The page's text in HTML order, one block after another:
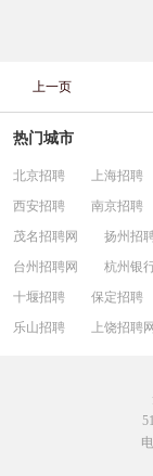
上一页
热门城市
北京招聘 上海招聘
西安招聘
南京招聘
茂名招聘网
扬州招
台州招聘网
杭州银
十堰招聘
保定招聘
乐山招聘
上饶招聘网